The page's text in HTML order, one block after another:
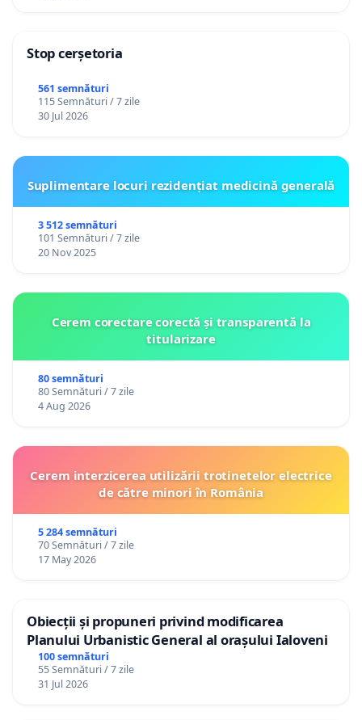
Stop cerșetoria
561 semnături
115 Semnături / 7 zile
30 Jul 2026
Suplimentare locuri rezidențiat medicină generală
3 512 semnături
101 Semnături / 7 zile
20 Nov 2025
Cerem corectare corectă și transparentă la
titularizare
80 semnături
80 Semnături / 7 zile
4 Aug 2026
Cerem interzicerea utilizării trotinetelor electrice
de către minori în România
5 284 semnături
70 Semnături / 7 zile
17 May 2026
Obiecții și propuneri privind modificarea
Planului Urbanistic General al orașului Ialoveni
100 semnături
55 Semnături / 7 zile
31 Jul 2026